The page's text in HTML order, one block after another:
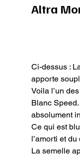
Altra
Ci-dessus :
apporte
Voila l’un
Blanc
absolument
Ce qui est
l’amorti et
La semelle